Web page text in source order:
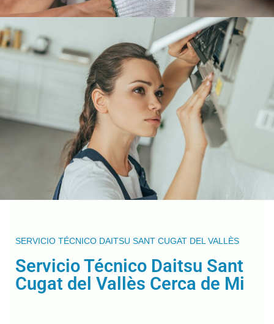
SERVICIO TÉCNICO DAITSU SANT CUGAT DEL VALLÈS
Servicio Técnico Daitsu Sant
Cugat del Vallès Cerca de Mi